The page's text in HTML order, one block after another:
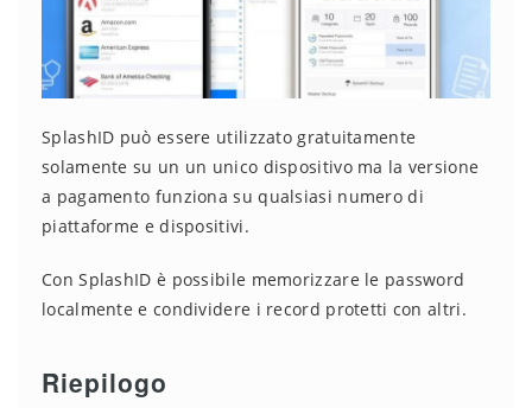
SplashID può essere utilizzato gratuitamente
solamente su un un unico dispositivo ma la versione
a pagamento funziona su qualsiasi numero di
piattaforme e dispositivi.
Con SplashID è possibile memorizzare le password
localmente e condividere i record protetti con altri.
Riepilogo